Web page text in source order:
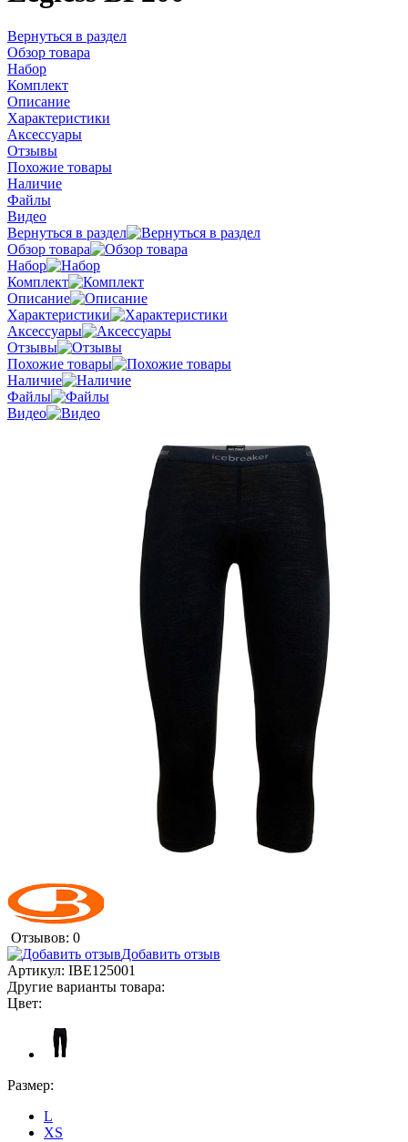
Вернуться в раздел
Обзор товара
Набор
Комплект
Описание
Характеристики
Аксессуары
Отзывы
Похожие товары
Наличие
Файлы
Видео
Вернуться в раздел
Обзор товара
Набор
Комплект
Описание
Характеристики
Аксессуары
Отзывы
Похожие товары
Наличие
Файлы
Видео
Отзывов: 0
Добавить отзыв
Артикул: IBE125001
Другие варианты товара:
Цвет:
Размер:
L
XS